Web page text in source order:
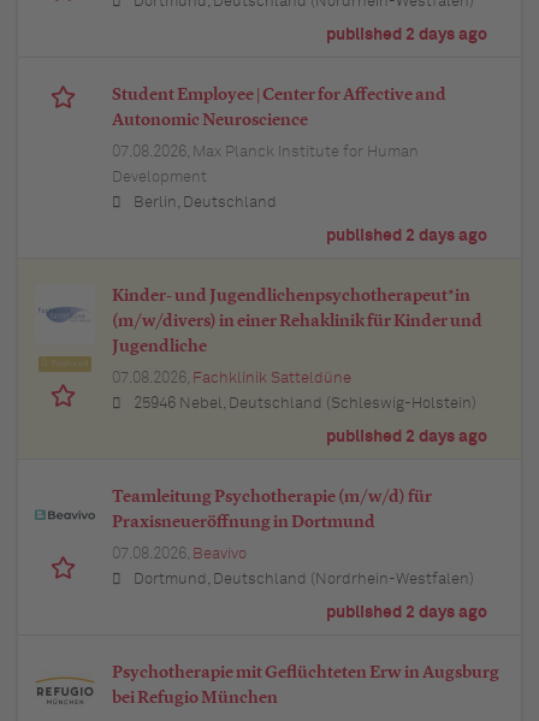
published 2 days ago
Student Employee | Center for Affective and
Autonomic Neuroscience
07.08.2026, Max Planck Institute for Human
Development
Berlin, Deutschland
published 2 days ago
Kinder- und Jugendlichenpsychotherapeut*in
(m/w/divers) in einer Rehaklinik für Kinder und
Jugendliche
07.08.2026, Fachklinik Satteldüne
25946 Nebel, Deutschland (Schleswig-Holstein)
published 2 days ago
Teamleitung Psychotherapie (m/w/d) für
Praxisneueröffnung in Dortmund
07.08.2026, Beavivo
Dortmund, Deutschland (Nordrhein-Westfalen)
published 2 days ago
Psychotherapie mit Geflüchteten Erw in Augsburg
bei Refugio München